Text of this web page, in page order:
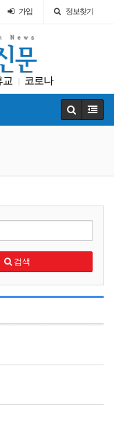
가입 정보찾기
교 코로나
에세이
검색